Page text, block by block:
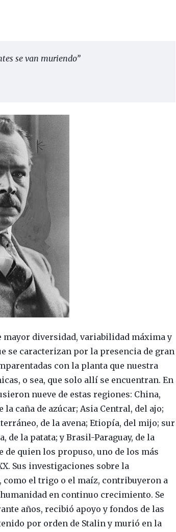
se van muriendo”
mayor diversidad, variabilidad máxima y
se caracterizan por la presencia de gran
con la planta que nuestra
o sea, que solo allí se encuentran. En
nueve de estas regiones: China,
caña de azúcar; Asia Central, del ajo;
de la avena; Etiopía, del mijo; sur
de la patata; y Brasil-Paraguay, de la
de quien los propuso, uno de los más
Sus investigaciones sobre la
el trigo o el maíz, contribuyeron a
en continuo crecimiento. Se
años, recibió apoyo y fondos de las
por orden de Stalin y murió en la